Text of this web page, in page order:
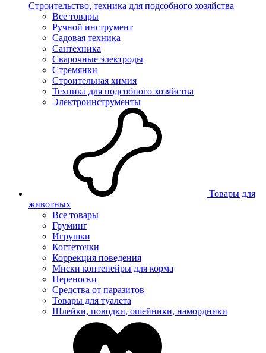
Строительство, техника для подсобного хозяйства
Все товары
Ручной инструмент
Садовая техника
Сантехника
Сварочные электроды
Стремянки
Строительная химия
Техника для подсобного хозяйства
Электроинструменты
Товары для
животных
Все товары
Груминг
Игрушки
Когтеточки
Коррекция поведения
Миски контенейры для корма
Переноски
Средства от паразитов
Товары для туалета
Шлейки, поводки, ошейники, намордники